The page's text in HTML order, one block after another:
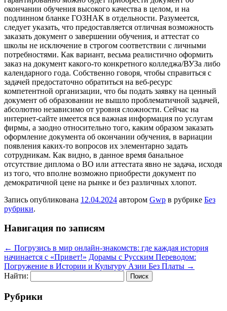
окончании обучения высокого качества в целом, и на
подлинном бланке ГОЗНАК в отдельности. Разумеется,
следует указать, что предоставляется отличная возможность
заказать документ о завершении обучения, и аттестат со
школы не исключение в строгом соответствии с личными
потребностями. Как вариант, весьма реалистично оформить
заказ на документ какого-то конкретного колледжа/ВУЗа либо
календарного года. Собственно говоря, чтобы справиться с
задачей предостаточно обратиться на веб-ресурс
компетентной организации, что бы подать заявку на ценный
документ об образовании не вышло проблематичной задачей,
абсолютно независимо от уровня сложности. Сейчас на
интернет-сайте имеется вся важная информация по услугам
фирмы, а заодно относительно того, каким образом заказать
оформление документа об окончании обучения, в вариации
появления каких-то вопросов их элементарно задать
сотрудникам. Как видно, в данное время банальное
отсутствие диплома о ВО или аттестата явно не задача, исходя
из того, что вполне возможно приобрести документ по
демократичной цене на рынке и без различных хлопот.
Запись опубликована 12.04.2024 автором Gwp в рубрике Без
рубрики.
Навигация по записям
← Погрузись в мир онлайн-знакомств: где каждая история
начинается с «Привет!» Дорамы с Русским Переводом:
Погружение в Истории и Культуру Азии Без Платы →
Найти:
Рубрики